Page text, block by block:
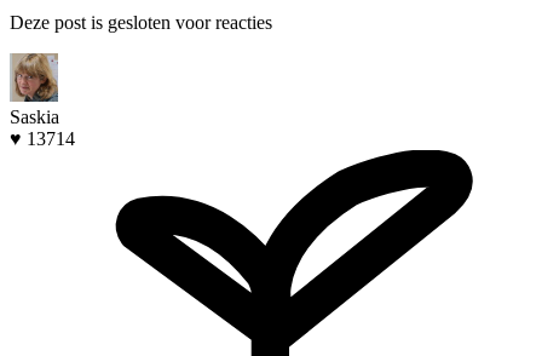
Deze post is gesloten voor reacties
Saskia
♥ 13714